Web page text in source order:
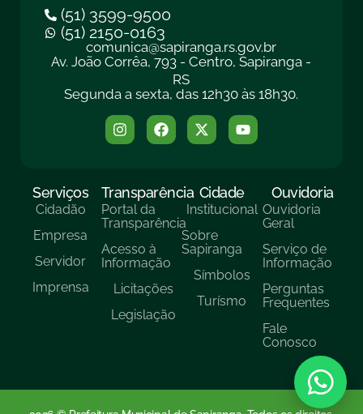
(51) 3599-9500
(51) 2150-0163
comunica@sapiranga.rs.gov.br
Av. João Corrêa, 793 - Centro, Sapiranga -
RS
Segunda a sexta, das 12h30 às 18h30.
Serviços
Cidadão
Empresa
Servidor
Imprensa
Transparência
Portal da
Transparência
Acesso à
Informação
Licitações
Legislação
Cidade
Institucional
Sobre
Sapiranga
Símbolos
Turísmo
Ouvidoria
Ouvidoria
Geral
Serviço de
Informação
Perguntas
Frequentes
Fale
Conosco